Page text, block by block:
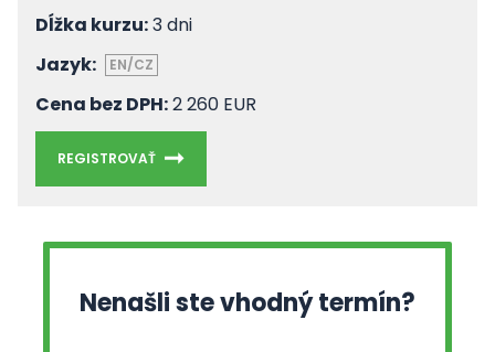
Dĺžka kurzu:3 dni
Jazyk:
EN/CZ
Cena bez DPH:2 260 EUR
REGISTROVAŤ
Nenašli ste vhodný termín?